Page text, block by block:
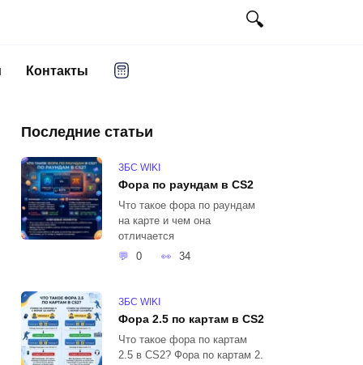
Контакты
Последние статьи
ЗБС WIKI
Фора по раундам в CS2
Что такое фора по раундам
на карте и чем она
отличается
0
34
ЗБС WIKI
Фора 2.5 по картам в CS2
Что такое фора по картам
2.5 в CS2? Фора по картам 2.